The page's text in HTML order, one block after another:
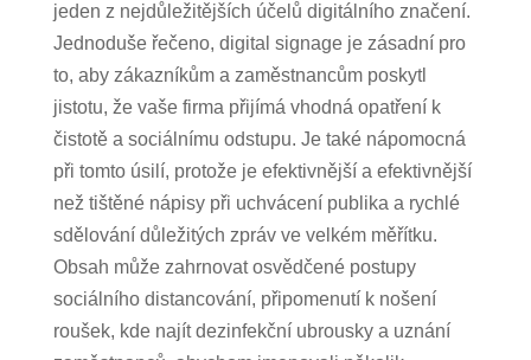
jeden z nejdůležitějších účelů digitálního značení.
Jednoduše řečeno, digital signage je zásadní pro
to, aby zákazníkům a zaměstnancům poskytl
jistotu, že vaše firma přijímá vhodná opatření k
čistotě a sociálnímu odstupu. Je také nápomocná
při tomto úsilí, protože je efektivnější a efektivnější
než tištěné nápisy při uchvácení publika a rychlé
sdělování důležitých zpráv ve velkém měřítku.
Obsah může zahrnovat osvědčené postupy
sociálního distancování, připomenutí k nošení
roušek, kde najít dezinfekční ubrousky a uznání